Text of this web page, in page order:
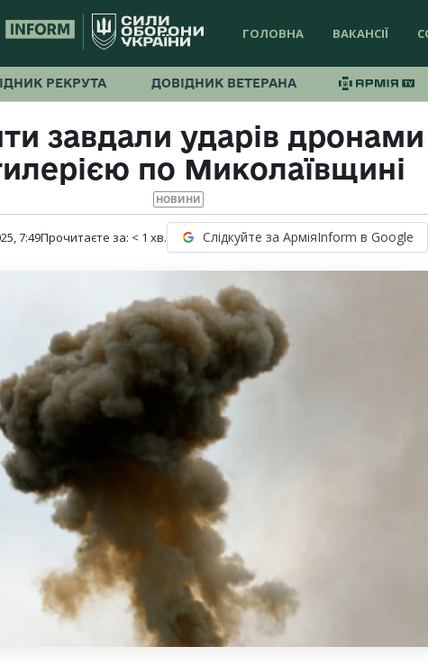
ГОЛОВНА ВАКАНСІЇ
РЕКРУТА ДОВІДНИК ВЕТЕРАНА
завдали ударів дронами
по Миколаївщині
НОВИНИ
7:49Прочитаєте за: < 1 хв. Слідкуйте за АрміяInform в Google